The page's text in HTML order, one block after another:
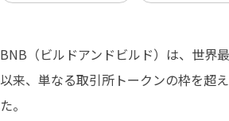
BNB（ビルドアンドビルド）は、世界
以来、単なる取引所トークンの枠を超
た。